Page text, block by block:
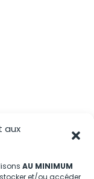
aux
AU MINIMUM
et/ou accéder